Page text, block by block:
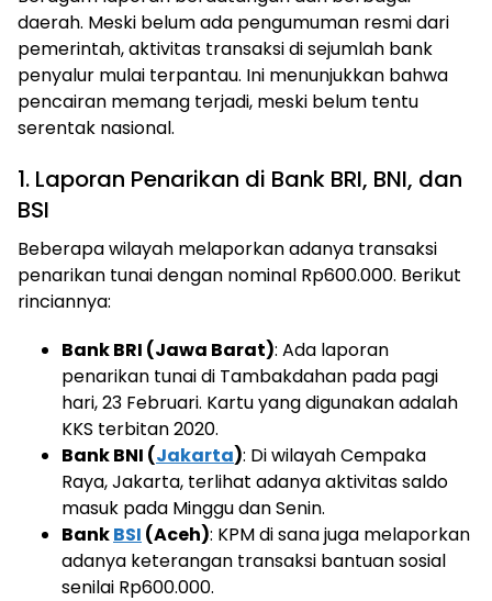
daerah. Meski belum ada pengumuman resmi dari
pemerintah, aktivitas transaksi di sejumlah bank
penyalur mulai terpantau. Ini menunjukkan bahwa
pencairan memang terjadi, meski belum tentu
serentak nasional.
1. Laporan Penarikan di Bank BRI, BNI, dan
BSI
Beberapa wilayah melaporkan adanya transaksi
penarikan tunai dengan nominal Rp600.000. Berikut
rinciannya:
Bank BRI (Jawa Barat): Ada laporan
penarikan tunai di Tambakdahan pada pagi
hari, 23 Februari. Kartu yang digunakan adalah
KKS terbitan 2020.
Bank BNI (Jakarta): Di wilayah Cempaka
Raya, Jakarta, terlihat adanya aktivitas saldo
masuk pada Minggu dan Senin.
BankBSI (Aceh): KPM di sana juga melaporkan
adanya keterangan transaksi bantuan sosial
senilai Rp600.000.